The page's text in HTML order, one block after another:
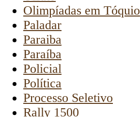
Olimpíadas em Tóquio
Paladar
Paraiba
Paraíba
Policial
Política
Processo Seletivo
Rally 1500